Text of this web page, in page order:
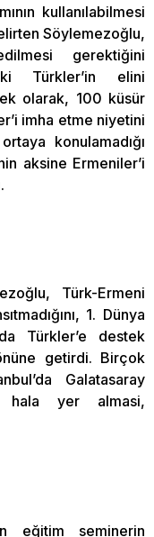
kullanılabilmesi
Söylemezoğlu,
gerektiğini
Türkler’in elini
olarak, 100 küsür
imha etme niyetini
konulamadığı
aksine Ermeniler’i
Türk-Ermeni
1. Dünya
Türkler’e destek
getirdi. Birçok
Galatasaray
hala yer almasi,
eğitim seminerin